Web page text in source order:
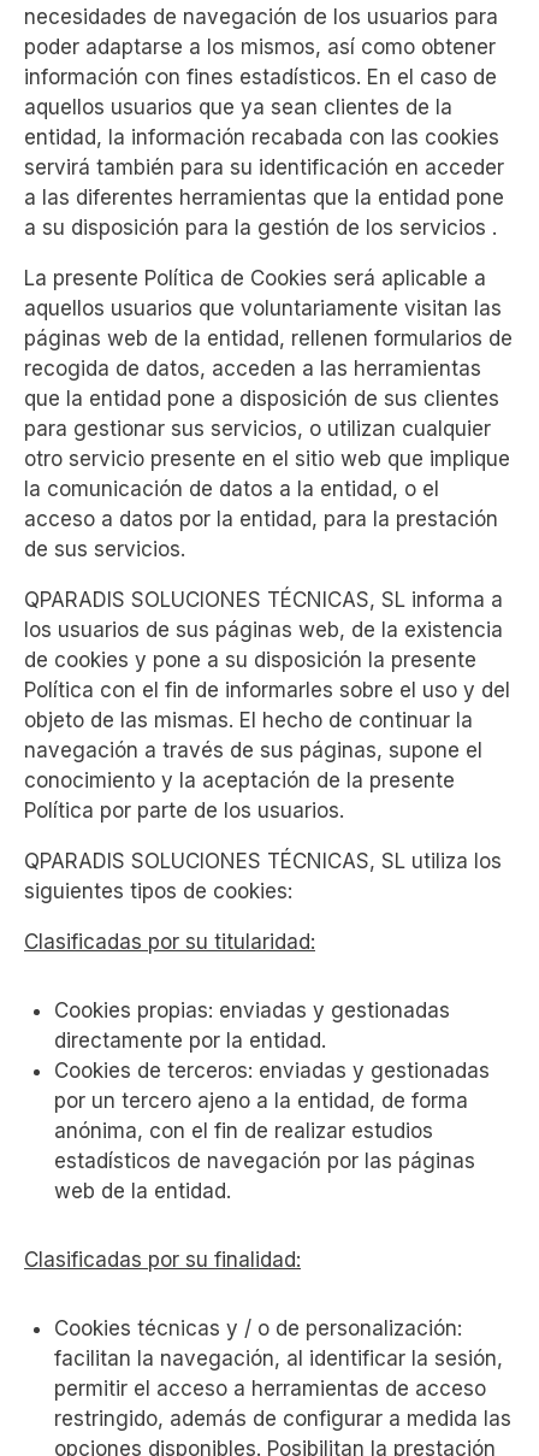
necesidades de navegación de los usuarios para
poder adaptarse a los mismos, así como obtener
información con fines estadísticos. En el caso de
aquellos usuarios que ya sean clientes de la
entidad, la información recabada con las cookies
servirá también para su identificación en acceder
a las diferentes herramientas que la entidad pone
a su disposición para la gestión de los servicios .
La presente Política de Cookies será aplicable a
aquellos usuarios que voluntariamente visitan las
páginas web de la entidad, rellenen formularios de
recogida de datos, acceden a las herramientas
que la entidad pone a disposición de sus clientes
para gestionar sus servicios, o utilizan cualquier
otro servicio presente en el sitio web que implique
la comunicación de datos a la entidad, o el
acceso a datos por la entidad, para la prestación
de sus servicios.
QPARADIS SOLUCIONES TÉCNICAS, SL informa a
los usuarios de sus páginas web, de la existencia
de cookies y pone a su disposición la presente
Política con el fin de informarles sobre el uso y del
objeto de las mismas. El hecho de continuar la
navegación a través de sus páginas, supone el
conocimiento y la aceptación de la presente
Política por parte de los usuarios.
QPARADIS SOLUCIONES TÉCNICAS, SL utiliza los
siguientes tipos de cookies:
Clasificadas por su titularidad:
Cookies propias: enviadas y gestionadas
directamente por la entidad.
Cookies de terceros: enviadas y gestionadas
por un tercero ajeno a la entidad, de forma
anónima, con el fin de realizar estudios
estadísticos de navegación por las páginas
web de la entidad.
Clasificadas por su finalidad:
Cookies técnicas y / o de personalización:
facilitan la navegación, al identificar la sesión,
permitir el acceso a herramientas de acceso
restringido, además de configurar a medida las
opciones disponibles. Posibilitan la prestación